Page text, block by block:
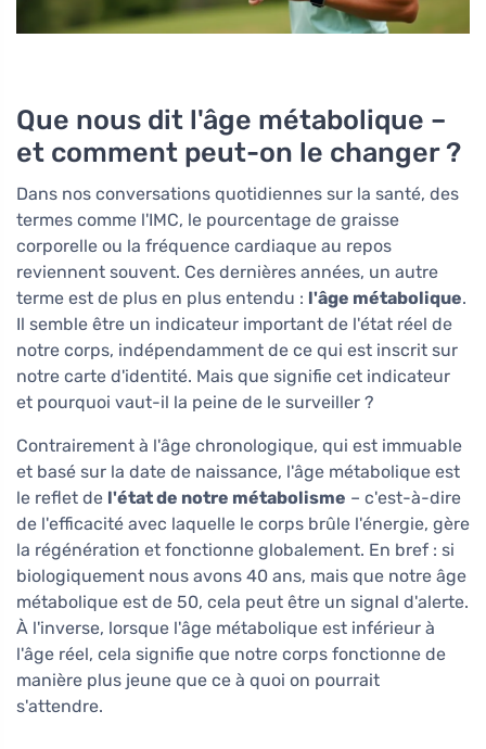
Que nous dit l'âge métabolique –
et comment peut-on le changer ?
Dans nos conversations quotidiennes sur la santé, des
termes comme l'IMC, le pourcentage de graisse
corporelle ou la fréquence cardiaque au repos
reviennent souvent. Ces dernières années, un autre
terme est de plus en plus entendu : l'âge métabolique.
Il semble être un indicateur important de l'état réel de
notre corps, indépendamment de ce qui est inscrit sur
notre carte d'identité. Mais que signifie cet indicateur
et pourquoi vaut-il la peine de le surveiller ?
Contrairement à l'âge chronologique, qui est immuable
et basé sur la date de naissance, l'âge métabolique est
le reflet de l'état de notre métabolisme – c'est-à-dire
de l'efficacité avec laquelle le corps brûle l'énergie, gère
la régénération et fonctionne globalement. En bref : si
biologiquement nous avons 40 ans, mais que notre âge
métabolique est de 50, cela peut être un signal d'alerte.
À l'inverse, lorsque l'âge métabolique est inférieur à
l'âge réel, cela signifie que notre corps fonctionne de
manière plus jeune que ce à quoi on pourrait
s'attendre.